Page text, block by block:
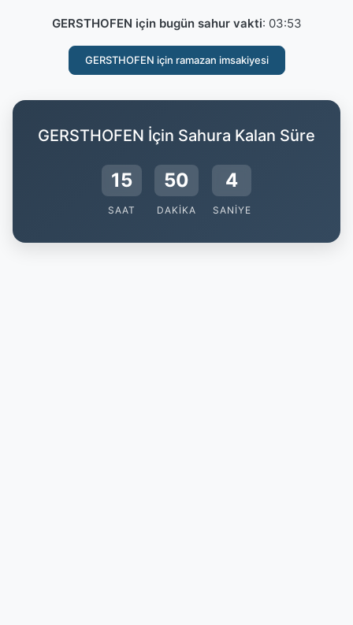
GERSTHOFEN için bugün sahur vakti: 03:53
GERSTHOFEN için ramazan imsakiyesi
GERSTHOFEN İçin Sahura Kalan Süre
15
SAAT
50
DAKIKA
3
SANIYE